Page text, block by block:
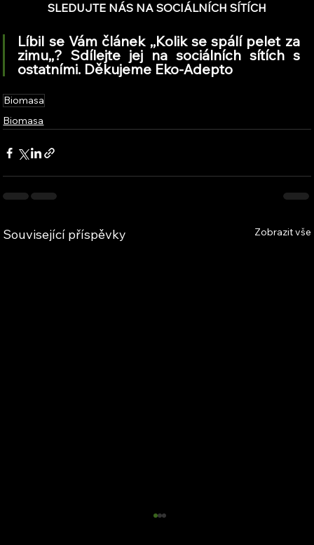
SLEDUJTE NÁS NA SOCIÁLNÍCH SÍTÍCH
Líbil se Vám článek ,,Kolik se spálí pelet za
zimu,,? Sdílejte jej na sociálních sítích s
ostatními. Děkujeme Eko-Adepto
Biomasa
Biomasa
Související příspěvky Zobrazit vše